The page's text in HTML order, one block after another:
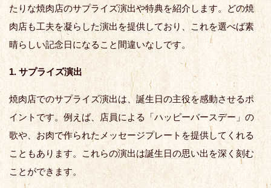
たりな焼肉店のサプライズ演出や特典を紹介します。どの焼
肉店も工夫を凝らした演出を提供しており、これを選べば素
晴らしい記念日になること間違いなしです。
1. サプライズ演出
焼肉店でのサプライズ演出は、誕生日の主役を感動させるポ
イントです。例えば、店員による「ハッピーバースデー」の
歌や、お肉で作られたメッセージプレートを提供してくれる
こともあります。これらの演出は誕生日の思い出を深く刻む
ことができます。